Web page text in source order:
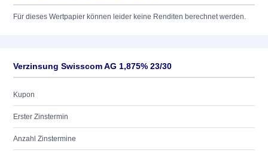
Für dieses Wertpapier können leider keine Renditen berechnet werden.
Verzinsung Swisscom AG 1,875% 23/30
Kupon
Erster Zinstermin
Anzahl Zinstermine